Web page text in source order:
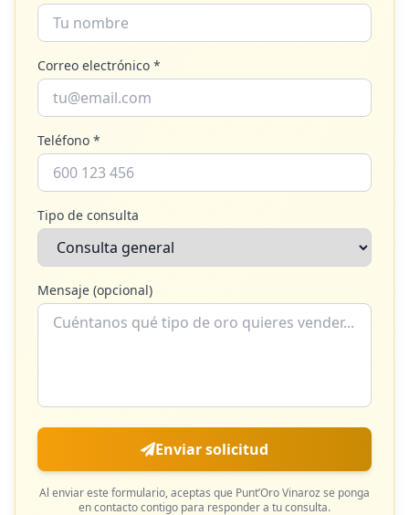
Correo electrónico *
Teléfono *
Tipo de consulta
Mensaje (opcional)
Enviar solicitud
Al enviar este formulario, aceptas que Punt’Oro Vinaroz se ponga
en contacto contigo para responder a tu consulta.